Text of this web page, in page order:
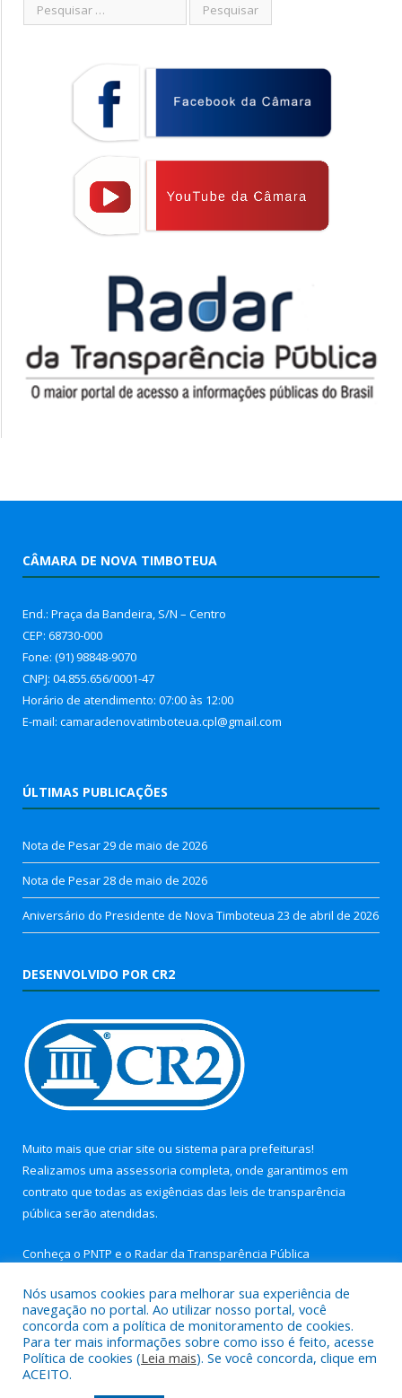
CÂMARA DE NOVA TIMBOTEUA
End.: Praça da Bandeira, S/N – Centro
CEP: 68730-000
Fone: (91) 98848-9070
CNPJ: 04.855.656/0001-47
Horário de atendimento: 07:00 às 12:00
E-mail: camaradenovatimboteua.cpl@gmail.com
ÚLTIMAS PUBLICAÇÕES
Nota de Pesar29 de maio de 2026
Nota de Pesar28 de maio de 2026
Aniversário do Presidente de Nova Timboteua 23 de abril de 2026
DESENVOLVIDO POR CR2
Muito mais que criar site ou sistema para prefeituras!
Realizamos uma assessoria completa, onde garantimos em
contrato que todas as exigências das leis de transparência
pública serão atendidas.
Conheça o PNTP e o Radar da Transparência Pública
Todos os direitos reservados a Câmara Municipal de Nova
Timboteua.
Nós usamos cookies para melhorar sua experiência de
navegação no portal. Ao utilizar nosso portal, você
concorda com a política de monitoramento de cookies.
Para ter mais informações sobre como isso é feito, acesse
Política de cookies (Leia mais). Se você concorda, clique em
ACEITO.